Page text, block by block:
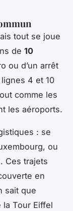
tout se joue
de 10
ou d’un arrêt
4 et 10
comme les
les aéroports.
: se
ou
Ces trajets
en
sait que
Tour Eiffel